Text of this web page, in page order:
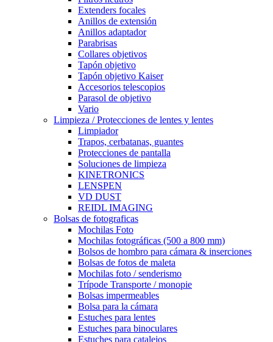
Extenders focales
Anillos de extensión
Anillos adaptador
Parabrisas
Collares objetivos
Tapón objetivo
Tapón objetivo Kaiser
Accesorios telescopios
Parasol de objetivo
Vario
Limpieza / Protecciones de lentes y lentes
Limpiador
Trapos, cerbatanas, guantes
Protecciones de pantalla
Soluciones de limpieza
KINETRONICS
LENSPEN
VD DUST
REIDL IMAGING
Bolsas de fotograficas
Mochilas Foto
Mochilas fotográficas (500 a 800 mm)
Bolsos de hombro para cámara & inserciones
Bolsas de fotos de maleta
Mochilas foto / senderismo
Trípode Transporte / monopie
Bolsas impermeables
Bolsa para la cámara
Estuches para lentes
Estuches para binoculares
Estuches para catalejos